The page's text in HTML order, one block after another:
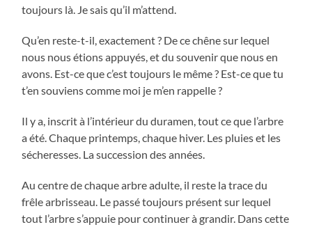
toujours là. Je sais qu’il m’attend.
Qu’en reste-t-il, exactement ? De ce chêne sur lequel
nous nous étions appuyés, et du souvenir que nous en
avons. Est-ce que c’est toujours le même ? Est-ce que tu
t’en souviens comme moi je m’en rappelle ?
Il y a, inscrit à l’intérieur du duramen, tout ce que l’arbre
a été. Chaque printemps, chaque hiver. Les pluies et les
sécheresses. La succession des années.
Au centre de chaque arbre adulte, il reste la trace du
frêle arbrisseau. Le passé toujours présent sur lequel
tout l’arbre s’appuie pour continuer à grandir. Dans cette